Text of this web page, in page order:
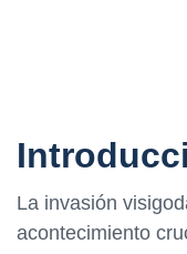
La invasión
acontecimiento